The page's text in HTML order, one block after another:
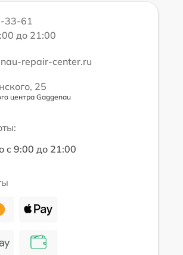
33-61
до 21:00
repair-center.ru
25
центра Gaggenau
с 9:00 до 21:00